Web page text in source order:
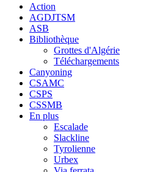
Action
AGDJTSM
ASB
Bibliothèque
Grottes d'Algérie
Téléchargements
Canyoning
CSAMC
CSPS
CSSMB
En plus
Escalade
Slackline
Tyrolienne
Urbex